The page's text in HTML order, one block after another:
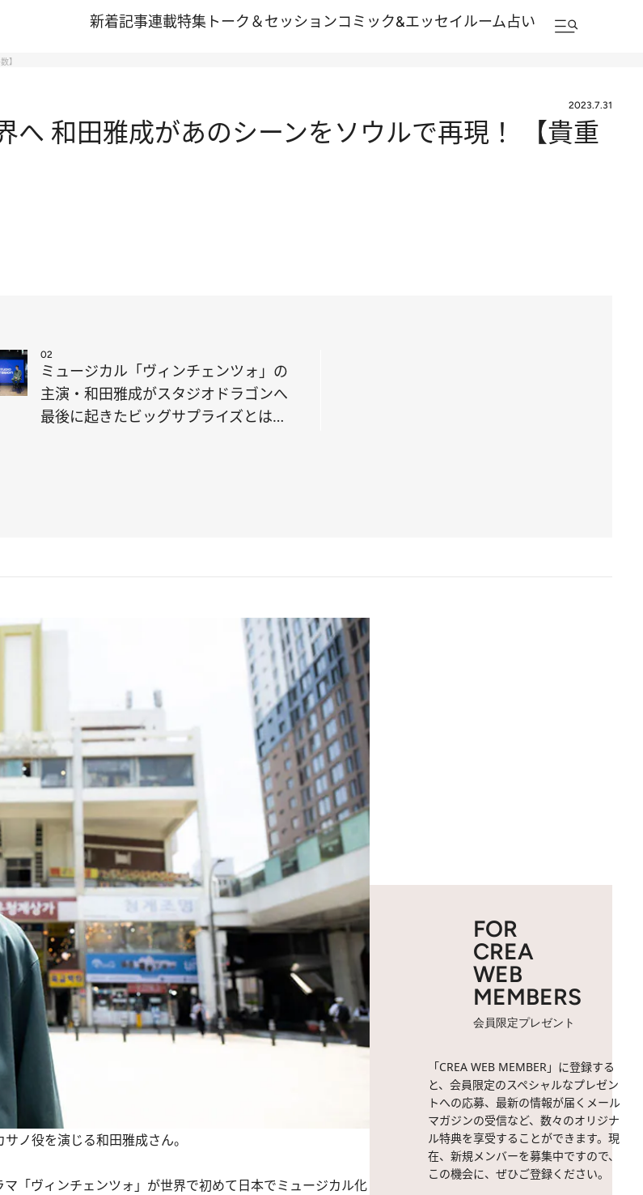
新着記事連載特集 トーク＆セッションコミック&エッセイルーム占い
】
2023.7.31
へ 和田雅成があのシーンをソウルで再現！ 【貴重
02
ミュージカル「ヴィンチェンツォ」の
主演・和田雅成がスタジオドラゴンへ
最後に起きたビッグサプライズとは…
ノ役を演じる和田雅成さん。
「ヴィンチェンツォ」が世界で初めて日本でミュージカル化
FOR
CREA
WEB
MEMBERS
会員限定プレゼント
「CREA WEB MEMBER」に登録する
と、会員限定のスペシャルなプレゼン
トへの応募、最新の情報が届くメール
マガジンの受信など、数々のオリジナ
ル特典を享受することができます。現
在、新規メンバーを募集中ですので、
この機会に、ぜひご登録ください。